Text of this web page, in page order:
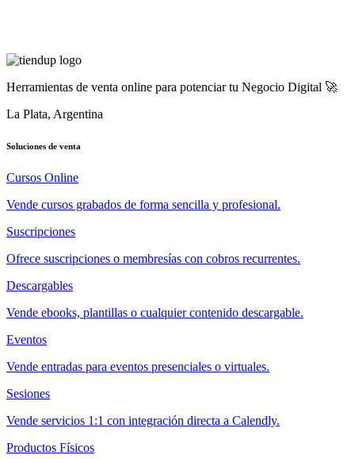
Herramientas de venta online para potenciar tu Negocio Digital 🚀
La Plata, Argentina
Soluciones de venta
Cursos Online
Vende cursos grabados de forma sencilla y profesional.
Suscripciones
Ofrece suscripciones o membresías con cobros recurrentes.
Descargables
Vende ebooks, plantillas o cualquier contenido descargable.
Eventos
Vende entradas para eventos presenciales o virtuales.
Sesiones
Vende servicios 1:1 con integración directa a Calendly.
Productos Físicos